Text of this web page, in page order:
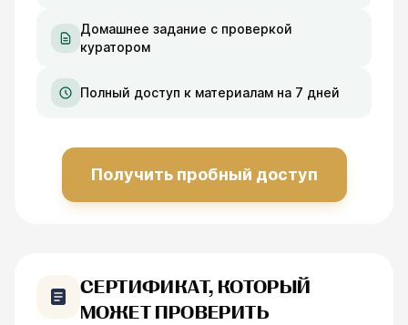
Домашнее задание с проверкой
куратором
Полный доступ к материалам на 7 дней
Получить пробный доступ
СЕРТИФИКАТ, КОТОРЫЙ
МОЖЕТ ПРОВЕРИТЬ